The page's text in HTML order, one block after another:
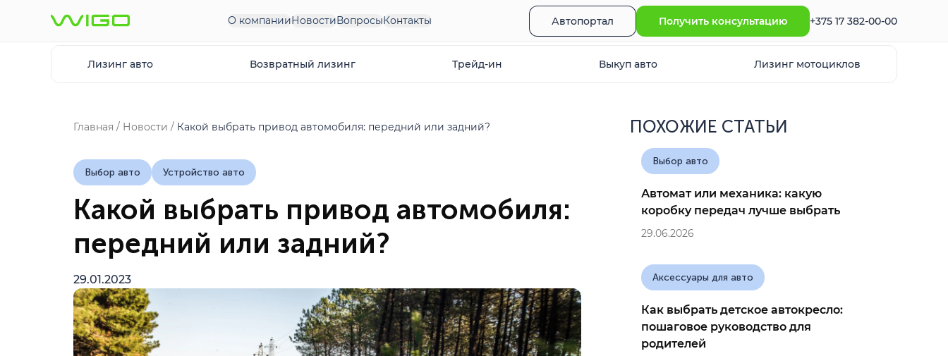
О компанииНовостиВопросыКонтакты Автопортал Получить консультацию +375 17 382-00-00
Лизинг авто Возвратный лизинг Трейд-ин Выкуп авто Лизинг мотоциклов
Главная Новости Какой выбрать привод автомобиля: передний или задний?
Выбор авто Устройство авто
Какой выбрать привод автомобиля:
передний или задний?
29.01.2023
ПОХОЖИЕ СТАТЬИ
Выбор авто
Автомат или механика: какую
коробку передач лучше выбрать
29.06.2026
Аксессуары для авто
Как выбрать детское автокресло:
пошаговое руководство для
родителей